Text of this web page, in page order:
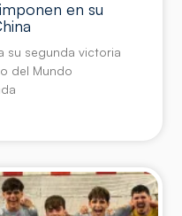
en su
su segunda victoria
del Mundo